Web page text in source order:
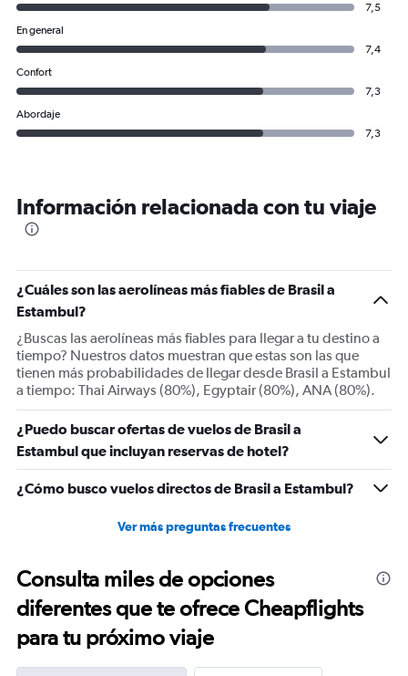
7,5
En general
7,4
Confort
7,3
Abordaje
7,3
Información relacionada con tu viaje
¿Cuáles son las aerolíneas más fiables de Brasil a
Estambul?
¿Buscas las aerolíneas más fiables para llegar a tu destino a
tiempo? Nuestros datos muestran que estas son las que
tienen más probabilidades de llegar desde Brasil a Estambul
a tiempo: Thai Airways (80%), Egyptair (80%), ANA (80%).
¿Puedo buscar ofertas de vuelos de Brasil a
Estambul que incluyan reservas de hotel?
¿Cómo busco vuelos directos de Brasil a Estambul?
Ver más preguntas frecuentes
Consulta miles de opciones
diferentes que te ofrece Cheapflights
para tu próximo viaje